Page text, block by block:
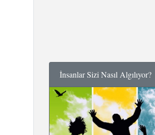
İnsanlar Sizi Nasıl Algılıyor?